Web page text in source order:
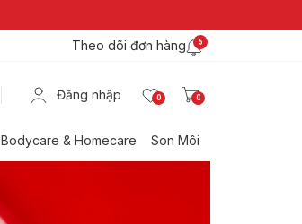
Theo dõi đơn hàng 5
Đăng nhập 0 0
Bodycare & Homecare Son Môi